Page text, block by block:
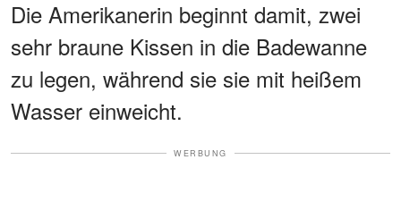
Die Amerikanerin beginnt damit, zwei
sehr braune Kissen in die Badewanne
zu legen, während sie sie mit heißem
Wasser einweicht.
WERBUNG